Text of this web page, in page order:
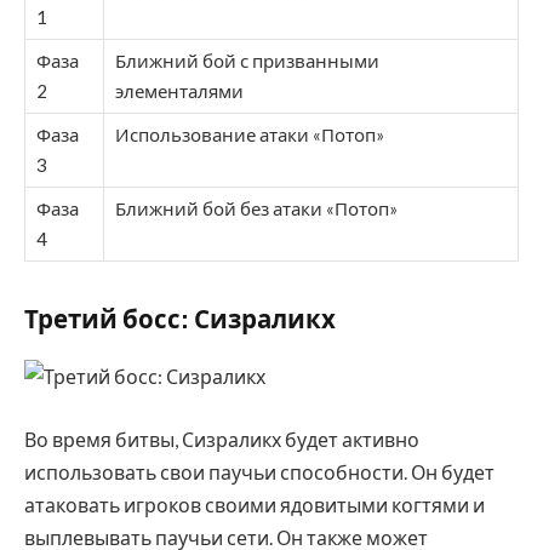
1
Фаза
2
Ближний бой с призванными
элементалями
Фаза
3
Использование атаки «Потоп»
Фаза
4
Ближний бой без атаки «Потоп»
Третий босс: Сизраликх
Во время битвы, Сизраликх будет активно
использовать свои паучьи способности. Он будет
атаковать игроков своими ядовитыми когтями и
выплевывать паучьи сети. Он также может